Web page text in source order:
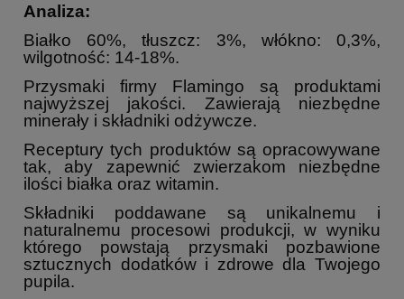
Analiza:
Białko 60%, tłuszcz: 3%, włókno: 0,3%,
wilgotność: 14-18%.
Przysmaki firmy Flamingo są produktami
najwyższej jakości. Zawierają niezbędne
minerały i składniki odżywcze.
Receptury tych produktów są opracowywane
tak, aby zapewnić zwierzakom niezbędne
ilości białka oraz witamin.
Składniki poddawane są unikalnemu i
naturalnemu procesowi produkcji, w wyniku
którego powstają przysmaki pozbawione
sztucznych dodatków i zdrowe dla Twojego
pupila.